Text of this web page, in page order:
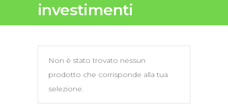
investimenti
Non è stato trovato nessun
prodotto che corrisponde alla tua
selezione.